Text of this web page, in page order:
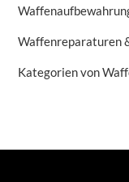
Waffenreparaturen
Kategorien von